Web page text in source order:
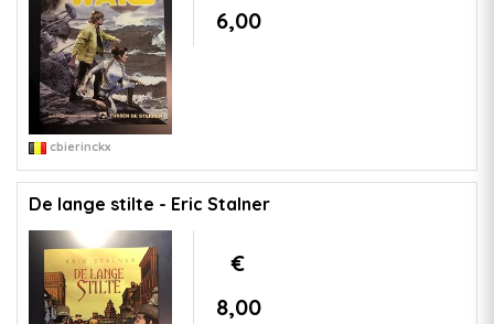
6,00
cbierinckx
De lange stilte - Eric Stalner
€
8,00